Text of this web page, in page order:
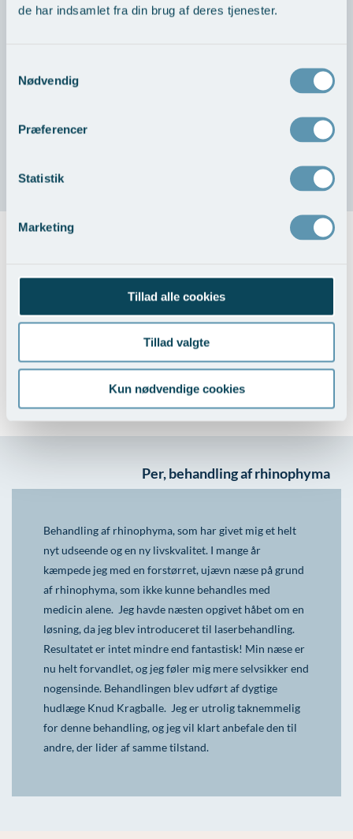
de har indsamlet fra din brug af deres tjenester.
Nødvendig
Præferencer
Statistik
Marketing
Tillad alle cookies
Tillad valgte
Kun nødvendige cookies
Bedøvelse
Per, behandling af rhinophyma
Behandling af rhinophyma, som har givet mig et helt
nyt udseende og en ny livskvalitet. I mange år
kæmpede jeg med en forstørret, ujævn næse på grund
af rhinophyma, som ikke kunne behandles med
medicin alene. Jeg havde næsten opgivet håbet om en
løsning, da jeg blev introduceret til laserbehandling.
Resultatet er intet mindre end fantastisk! Min næse er
nu helt forvandlet, og jeg føler mig mere selvsikker end
nogensinde. Behandlingen blev udført af dygtige
hudlæge Knud Kragballe. Jeg er utrolig taknemmelig
for denne behandling, og jeg vil klart anbefale den til
andre, der lider af samme tilstand.
dermatologi (herunder vurdering
af mistænkelige modermærker og
modermærker)
Se hele prislisten >